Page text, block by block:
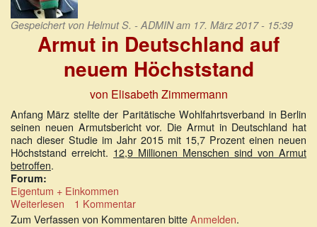
Gespeichert von Helmut S. - ADMINam 17. März 2017 - 15:39
Armut in Deutschland auf
neuem Höchststand
von Elisabeth Zimmermann
Anfang März stellte der Paritätische Wohlfahrtsverband in Berlin
seinen neuen Armutsbericht vor. Die Armut in Deutschland hat
nach dieser Studie im Jahr 2015 mit 15,7 Prozent einen neuen
Höchststand erreicht. 12,9 Millionen Menschen sind von Armut
betroffen.
Forum:
Eigentum + Einkommen
Weiterlesen über
Paritätischer
1 Kommentar
Zum Verfassen von Kommentaren bitteAnmelden.